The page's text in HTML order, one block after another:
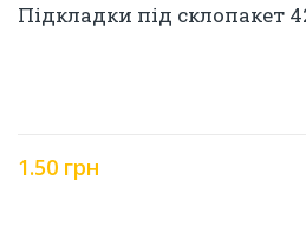
Підкладки під
1.50 грн